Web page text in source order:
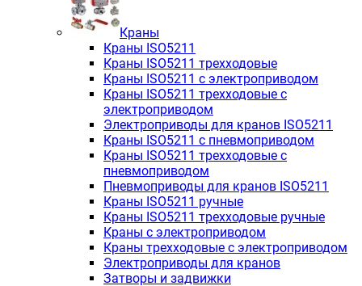
Краны
Краны ISO5211
Краны ISO5211 трехходовые
Краны ISO5211 с электроприводом
Краны ISO5211 трехходовые с
электроприводом
Электроприводы для кранов ISO5211
Краны ISO5211 с пневмоприводом
Краны ISO5211 трехходовые с
пневмоприводом
Пневмоприводы для кранов ISO5211
Краны ISO5211 ручные
Краны ISO5211 трехходовые ручные
Краны с электроприводом
Краны трехходовые с электроприводом
Электроприводы для кранов
Затворы и задвижки